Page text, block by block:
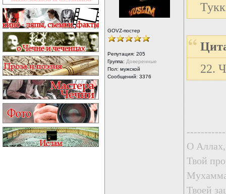
GOVZ-постер
Репутация: 205
Группа: Доверенные
Пол: мужской
Сообщений: 3376
22.
О Аллах,
Твой
Твоей